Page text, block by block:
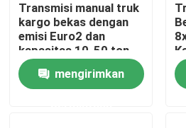
Transmisi manual truk
kargo bekas dengan
emisi Euro2 dan
kapasitas 10-50 ton
mengirimkan